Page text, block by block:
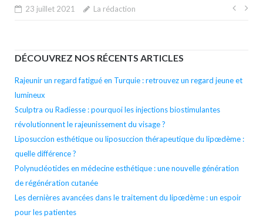
23 juillet 2021 La rédaction
DÉCOUVREZ NOS RÉCENTS ARTICLES
Rajeunir un regard fatigué en Turquie : retrouvez un regard jeune et
lumineux
Sculptra ou Radiesse : pourquoi les injections biostimulantes
révolutionnent le rajeunissement du visage ?
Liposuccion esthétique ou liposuccion thérapeutique du lipœdème :
quelle différence ?
Polynucléotides en médecine esthétique : une nouvelle génération
de régénération cutanée
Les dernières avancées dans le traitement du lipœdème : un espoir
pour les patientes